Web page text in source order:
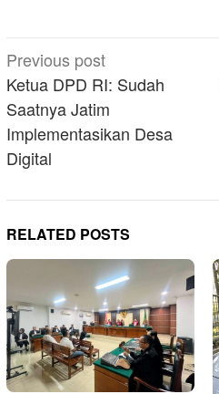
Post
navigation
Previous post
Ketua DPD RI: Sudah
Saatnya Jatim
Implementasikan Desa
Digital
RELATED POSTS